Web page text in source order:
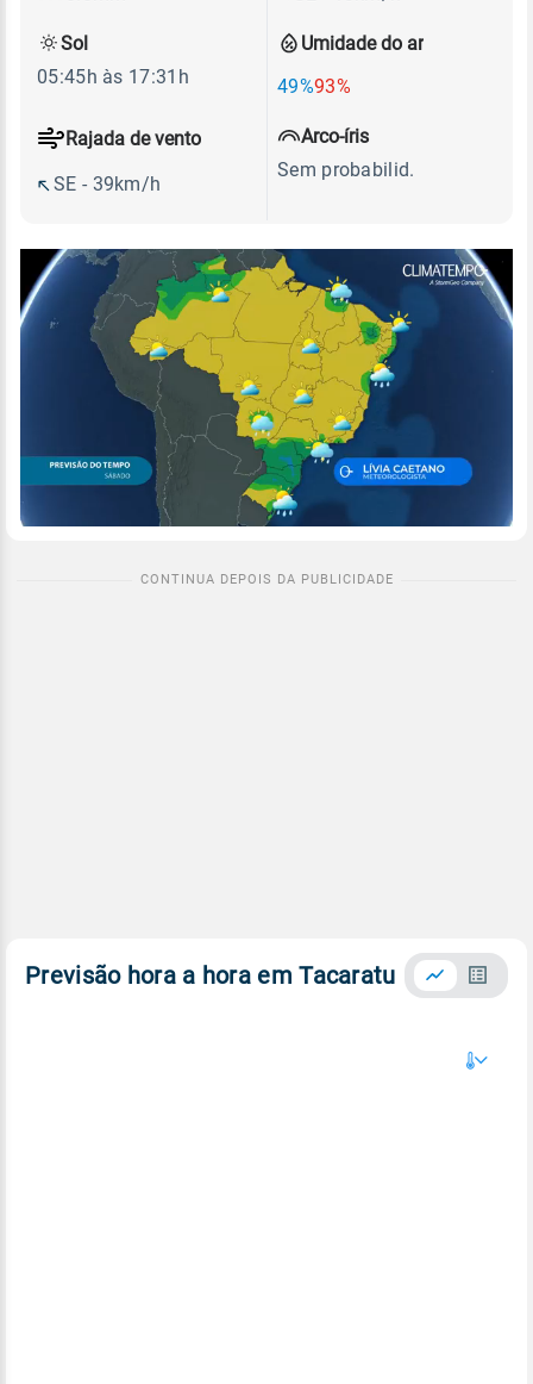
Umidade do ar
49%93%
Rajada de vento
SE - 39km/h
Sol
05:45h às 17:31h
Arco-íris
Sem probabilid.
Previsão hora a hora em Tacaratu